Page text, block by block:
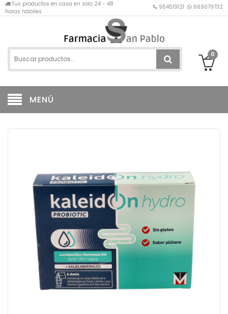
Tus productos en casa en sólo 24 - 48
horas hábiles
954519121 669079732
0
MENÚ